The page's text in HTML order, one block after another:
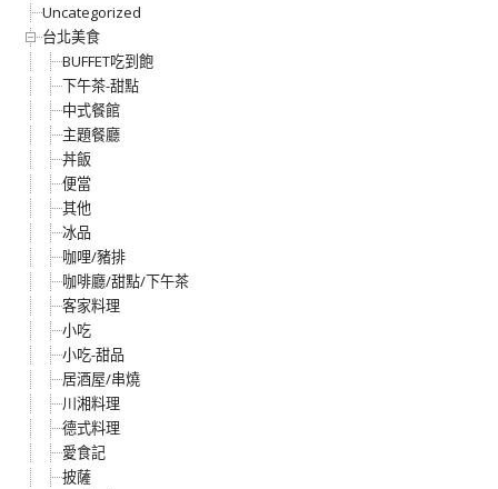
Uncategorized
台北美食
BUFFET吃到飽
下午茶-甜點
中式餐館
主題餐廳
丼飯
便當
其他
冰品
咖哩/豬排
咖啡廳/甜點/下午茶
客家料理
小吃
小吃-甜品
居酒屋/串燒
川湘料理
德式料理
愛食記
披薩